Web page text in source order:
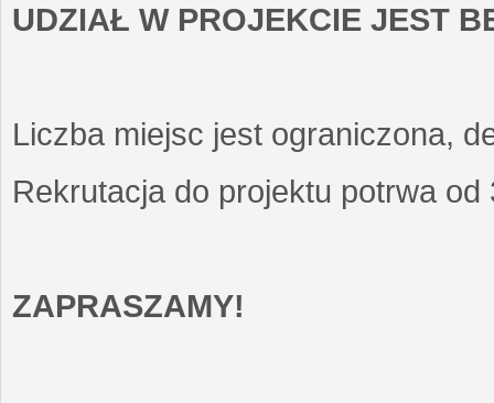
UDZIAŁ W PROJEKCIE JEST
Liczba miejsc jest ograniczona,
Rekrutacja do projektu potrwa
ZAPRASZAMY!